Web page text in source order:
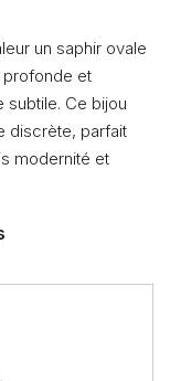
un saphir ovale
profonde et
subtile. Ce bijou
discrète, parfait
modernité et